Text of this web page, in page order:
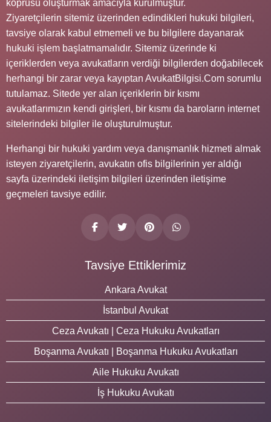
köprüsü oluşturmak amacıyla kurulmuştur.
Ziyaretçilerin sitemiz üzerinden edindikleri hukuki bilgileri,
tavsiye olarak kabul etmemeli ve bu bilgilere dayanarak
hukuki işlem başlatmamalıdır. Sitemiz üzerinde ki
içeriklerden veya avukatların verdiği bilgilerden doğabilecek
herhangi bir zarar veya kayıptan AvukatBilgisi.Com sorumlu
tutulamaz. Sitede yer alan içeriklerin bir kısmı
avukatlarımızın kendi girişleri, bir kısmı da baroların internet
sitelerindeki bilgiler ile oluşturulmuştur.
Herhangi bir hukuki yardım veya danışmanlık hizmeti almak
isteyen ziyaretçilerin, avukatın ofis bilgilerinin yer aldığı
sayfa üzerindeki iletişim bilgileri üzerinden iletişime
geçmeleri tavsiye edilir.
Tavsiye Ettiklerimiz
Ankara Avukat
İstanbul Avukat
Ceza Avukatı | Ceza Hukuku Avukatları
Boşanma Avukatı | Boşanma Hukuku Avukatları
Aile Hukuku Avukatı
İş Hukuku Avukatı